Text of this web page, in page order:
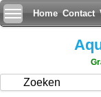
Home Contact